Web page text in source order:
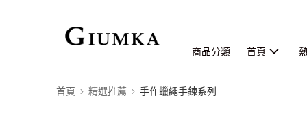
商品分類 首頁
首頁 精選推薦 手作蠟繩手鍊系列